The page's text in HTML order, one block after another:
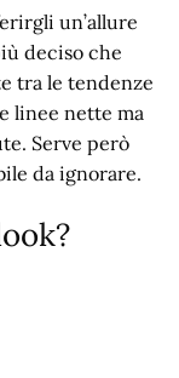
un’allure
deciso che
tra le tendenze
linee nette ma
Serve però
da ignorare.